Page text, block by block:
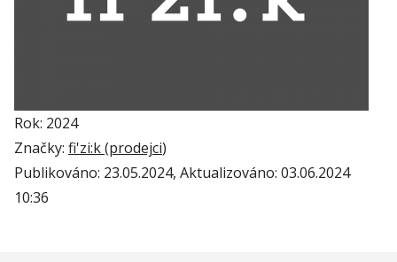
Rok: 2024
Značky: fi'zi:k (prodejci)
Publikováno: 23.05.2024, Aktualizováno: 03.06.2024
10:36